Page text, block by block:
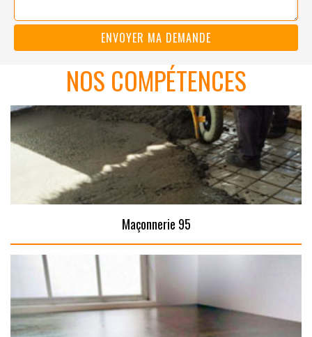
NOS COMPÉTENCES
Maçonnerie 95